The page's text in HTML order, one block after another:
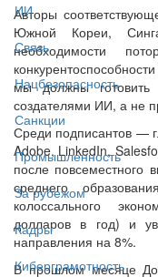
ИИ
Связь
Нацбезопасность
Санкции
Промышленность
За рубежом
Кадры
Киберграмотность
Авторы
Южной Кореи,
необходимости
мы должны
создателями ИИ, а не
Среди подписантов —
Adobe, LinkedIn,
после повсеместного
среднего
колоссального
долларов в год) и
направления на 8%.
В прошлом месяце